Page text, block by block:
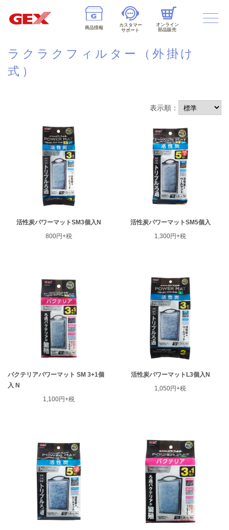
商品情報
カスタマー
サポート
オンライン
部品販売
ラクラクフィルター（外掛け
式）
表示順：
活性炭パワーマットSM3個入N
800円+税
活性炭パワーマットSM5個入
1,300円+税
バクテリアパワーマット SM 3+1個
入 N
1,100円+税
活性炭パワーマットL3個入N
1,050円+税